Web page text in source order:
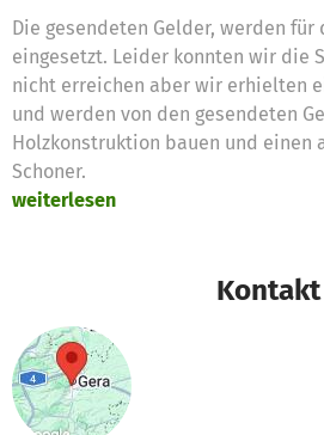
Die gesendeten Gelder, werden für
eingesetzt. Leider konnten wir die
nicht erreichen aber wir erhielten
und werden von den gesendeten
Holzkonstruktion bauen und einen
Schoner.
weiterlesen
Kontakt